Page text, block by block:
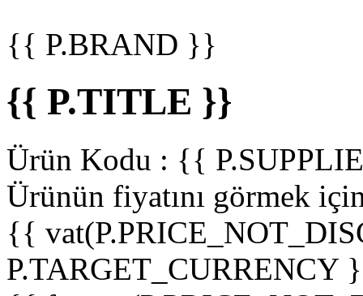
{{ P.BRAND }}
{{ P.TITLE }}
Ürün Kodu : {{
Ürünün fiyatını görmek
{{
P.TARGET_CURRENCY